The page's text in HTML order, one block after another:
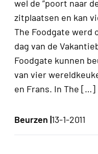
wel de ”poort naar
zitplaatsen en kan
The Foodgate werd
dag van de
Foodgate kunnen
van vier
en Frans. In The […]
Beurzen |13-1-2011